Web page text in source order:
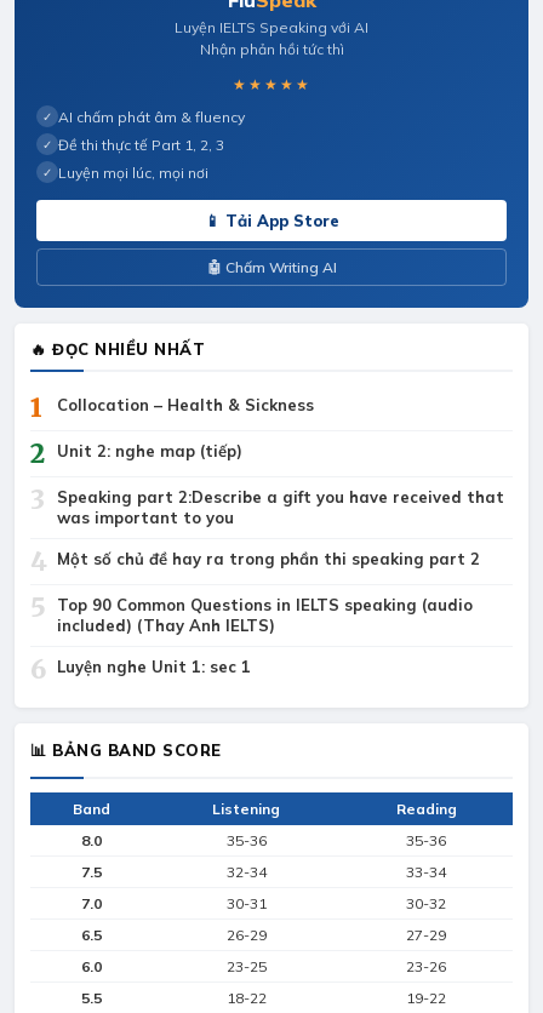
Luyện IELTS Speaking với AI
Nhận phản hồi tức thì
★★★★★
✓ AI chấm phát âm & fluency
✓ Đề thi thực tế Part 1, 2, 3
✓ Luyện mọi lúc, mọi nơi
📱 Tải App Store
🤖 Chấm Writing AI
🔥 ĐỌC NHIỀU NHẤT
1 Collocation – Health & Sickness
2 Unit 2: nghe map (tiếp)
3
Speaking part 2:Describe a gift you have received that
was important to you
4 Một số chủ đề hay ra trong phần thi speaking part 2
5
Top 90 Common Questions in IELTS speaking (audio
included) (Thay Anh IELTS)
6 Luyện nghe Unit 1: sec 1
📊 BẢNG BAND SCORE
Band Listening
Reading
8.0
35-36
35-36
7.5
32-34
33-34
7.0
30-31
30-32
6.5
26-29
27-29
6.0
23-25
23-26
5.5
18-22 19-22